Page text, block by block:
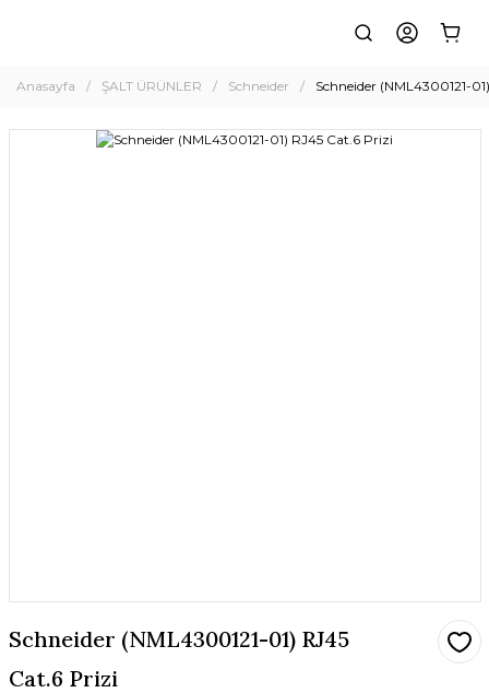
Anasayfa ŞALT ÜRÜNLER Schneider Schneider (NML4300121-
Schneider (NML4300121-01) RJ45
Cat.6 Prizi